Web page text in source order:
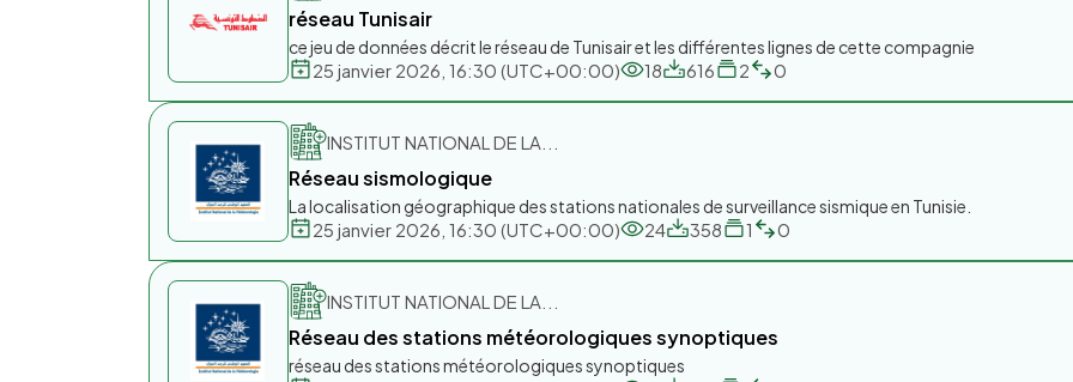
réseau Tunisair
ce jeu de données décrit le réseau de Tunisair et les différentes lignes de cette compagnie
25 janvier 2026, 16:30 (UTC+00:00) 18 616 2 0
INSTITUT NATIONAL DE LA...
Réseau sismologique
La localisation géographique des stations nationales de surveillance sismique en Tunisie.
25 janvier 2026, 16:30 (UTC+00:00) 24 358 1 0
INSTITUT NATIONAL DE LA...
Réseau des stations météorologiques synoptiques
réseau des stations météorologiques synoptiques